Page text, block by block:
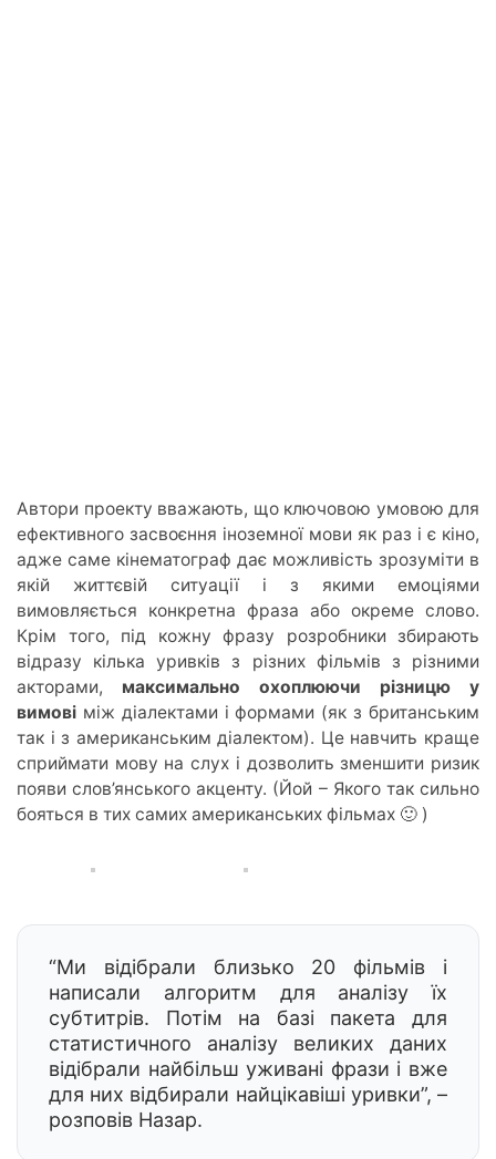
Автори проекту вважають, що ключовою умовою для
ефективного засвоєння іноземної мови як раз і є кіно,
адже саме кінематограф дає можливість зрозуміти в
якій життєвій ситуації і з якими емоціями
вимовляється конкретна фраза або окреме слово.
Крім того, під кожну фразу розробники збирають
відразу кілька уривків з різних фільмів з різними
акторами, максимально охоплюючи різницю у
вимові між діалектами і формами (як з британським
так і з американським діалектом). Це навчить краще
сприймати мову на слух і дозволить зменшити ризик
появи слов’янського акценту. (Йой – Якого так сильно
бояться в тих самих американських фільмах 🙂 )
“Ми відібрали близько 20 фільмів і
написали алгоритм для аналізу їх
субтитрів. Потім на базі пакета для
статистичного аналізу великих даних
відібрали найбільш уживані фрази і вже
для них відбирали найцікавіші уривки”, –
розповів Назар.